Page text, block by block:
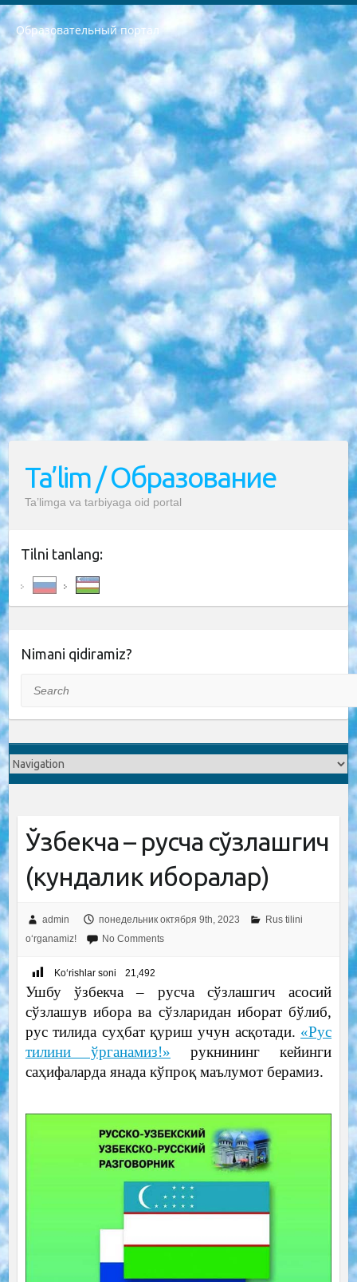
Образовательный портал
РЕСПУБЛИКА УЗБЕКИСТАН МИНИСТРЕРСТВО ДОШКОЛЬНОГО И ШКОЛЬНОГО ОБРАЗОВАНИЯ КОМАНДА в общеобразовательных учреждениях в 2023-2024 учебном году организация и проведение итоговой государственной аттестации обучающихся о Министра дошкольного и школьного образования Республики Узбекистан от 4 марта 2008 года (постановлением Минюста от 20 марта 2008 года № 1778 государственной регистрации) «Итоговое состояние учащихся общего среднего образования на основании положения об утверждении положения об аттестации общего среднего образования выпускной экзамен студентов в образовательных учреждениях в 2023-2024 учебном году В целях организации и прохождения аттестации приказываю: 1. Следующее: перечень предметов, по которым будет проводиться итоговая государственная аттестация и экзамен формы перевода согласно приложению 1; сертификаты международного образца, оценивающие уровень владения иностранными языками перечень согласно приложению 2; 2. Педагогический при специализированных образовательных учреждениях. научно-практический центр квалификации и международной оценки (Д.Давидова) 2024 г. До 25 марта: задания по предметам, по которым будет проводиться итоговая аттестация разработка и утверждение технических условий; итоговая аттестация на основании разработанного предметного задания разработка вопросов по предметам (устно и письменно), экзамен передача; общеобразовательные средние школы и специальные учебные заведения учащиеся выпускных классов школ и интернатов в агентской системе подготовка базы данных экзаменационных материалов и критериев оценки; перевод базы экзаменационных материалов на все языки обучения подать в Республиканский образовательный центр для изготовления; варианты экзаменов на основе разработанных контрольных материалов пусть будут поставлены задачи формирования. 3. Республиканский образовательный центр (Ш.Худайкулов) до 5 апреля 2024 года. до: база данных предоставленных экзаменационных материалов на все языки обучения перевод и экспертиза; для слепых, слабовидящих, глухих, слабослышащих и умственно отсталых детей учащиеся выпускных классов специализированных школ и школ-интернатов база данных экзаменационных материалов на всех преподаваемых языках подготовка критериев оценки; специализированные школы для умственно отсталых детей и технологии для учащихся выпускных классов школ-интернатов разработка соответствующих рекомендаций и критериев проведения ЕГЭ по естествознанию давать задания. 4. Педагогический при специализированных образовательных учреждениях. Научно-практический центр навыков и международной оценки (Д.Давидова), Республика образовательный центр (Худайкулов Ш.) итоговый государственный аттестационный экзамен ориентирован на творческое и логическое мышление при подготовке базы материалов учитывать введение заданий. 5. Следует отметить, что: сертификат государственного образца о знании общеобразовательного предмета и как минимум национальный уровень B1 по предметам на иностранных языках, указанным в Приложении 2. или международно признанный сертификат эквивалентного уровня студенты, изучающие определенный предмет, освобождаются от экзамена; по соответствующим предметам запланирована итоговая государственная аттестация за день до дня, путем жеребьевки Рабочей группой (в письменной форме по предметам, проводимым в форме) из числа сформированных вариантов выбрано 2 варианта; 2 выбранных варианта экзамена анонсированы на официальном сайте министерства и все выпускники по всей стране на основе этих вариантов проводит итоговую государственную аттестацию. 6. Государственное образование учащихся средних общеобразовательных учреждений. знания в соответствии с квалификационными требованиями, которые необходимо приобрести на основании стандартов итоговый (выпускной) контроль для 9 и 11 классов в целях тестирования Экзамены (далее – экзамены) состоят из предметов, перечисленных в приложении 1. будет сделано. 7. Экзамены пройдут с 26 мая по 15 июня 2024 г. (кроме науки физического воспитания). 8. Физическая для учащихся 9 классов общесредних образовательных учреждений. Экзамены по предмету «Образование, квалификация медицина» 1-6 мая 2024 года. сотрудники перевести под присмотр (с отклонениями в физическом или умственном развитии) специализированная школа для детей, школы-интернаты и со сколиозом школы-интернаты санаторного типа для больных детей исключены). 9. Он был слепым, слабовидящим и имел нарушения опорно-двигательного аппарата. экзамены в специализированных школах и интернатах для детей должны проводиться исходя из требований, предъявляемых к общеобразовательным учреждениям (физкультура кроме науки). 10. Специализированная школа для глухих и слабослышащих детей. и экзамены в интернатах и быть реализован в виде письменного теста по математике. 11. Специальность для умственно отсталых детей. Для 9 класса Родной язык и литературное письмо Государственный язык (язык обучения – узбекский). для неклассов) написано Математическое письмо Письменная/устная история Узбекистана Физическое воспитание практично Итоговый контроль Для 11 класса Написание родного языка и литературы (эссе) Математическое письмо Узбекский язык (обучение на узбекском языке) не посещающее общее среднее образование для учреждений)/Образовательное учреждение выбор письменный и устный Иностранный язык письменный/устный Письменная/устная история Узбекистана *По выбору студента:  Химия  Физика  Основы государственного права  География 10 бесплатных образовательных ресурсов - Мы составили подборку онлайн-проектов с интерактивными упражнениями, видеолекциями и статьями. Они помогут вам обрести новые и освежить старые знания бесплатно. 1. «ИНТУИТ» Старейшая образовательная площадка Рунета. Здесь вы найдёте сотни текстовых и видеокурсов на десятки различных тем — от программирования до психологии. Многие курсы подготовлены российскими университетами и крупными международными компаниями вроде Intel и Microsoft. Самостоятельное обучение бесплатное, но желающие могут оплатить услуги персональных наставников. 2. «Смартия» знакомит с актуальными профессиями и подсказывает, как им обучаться. Выбрав заинтересовавшую вас специальность — SMM-специалист, фотограф, веб-дизайнер или другую, — увидите список необходимых для неё умений. Чтобы вы могли освоить их самостоятельно, для каждого умения площадка отображает подборку ссылок на учебные материалы. Хотя «Смартия» ориентируется на русскоязычную аудиторию, часть контента всё же доступна только на английском. 3. «Лекторий Физтеха» Проект Московского физико-технического института (Физтеха). С его помощью вы можете смотреть онлайн серии лекций, записанные на видео в этом вузе. В числе доступных предметов — физика, биология, химия, информационные технологии и другие. К некоторым лекциям администрация ресурса прилагает готовые конспекты, которые можно скачивать в PDF-формате. 4. ITMOcourses Онлайн-площадка Санкт-Петербургского национального исследовательского университета информационных технологий, механики и оптики (ИТМО). Ресурс предоставляет свободный доступ к курсам, разработанным в этом вузе. Каталог материалов разбит на четыре категории: «Оптические системы и технологии», «Приборостроение и робототехника», «Информационные технологии» и «Биотехнологии». Курсы состоят из видеолекций, интерактивных демонстраций и заданий. 5. «КиберЛенинка» Электронная научная библиотека открытого доступа. Каталог площадки регулярно обрастает текстами статей из различных научных изданий. Сгруппированные по журналам и рубрикам публикации можно читать онлайн или скачивать целиком в PDF-формате. Проект нацелен на популяризацию науки за счёт открытого доступа к качественной информации. 6. «ПостНаука» На этом ресурсе публикуют подборки видеолекций, составленные экспертами из разных отраслей и объединённые общими темами. Среди них, к примеру, есть серии «Биоинформатика и геномика», «Культура средневековой Скандинавии» и Cinema Studies о теории кино. Каждая подборка лекций — логически связанная история, рассказанная экспертом от первого лица. Кроме того, на сайте появляются научно-образовательные статьи и тесты на разные темы. 7. «Newочём» Команда проекта «Newочём» отбирает самые интересные тексты из англоязычных СМИ и переводит те из них, за которые голосуют участники сообщества «ВКонтакте». По большей части это научно-популярные статьи. Редакторы придумывают лишь заголовки, в остальном содержание переводов соответствует оригиналам. Полные тексты можно читать прямо в социальной сети. 8. InternetUrok Онлайн-база материалов по основным дисциплинам школьной программы. Информация на сайте структурирована по классам, предметам и темам (урокам). Каждый урок состоит из видеолекций и конспектов. Есть также интерактивные тренажёры и тесты для закрепления пройденного материала. Даже если вы давно окончили школу, возможность повторить программу старших классов всегда может пригодиться. 9. Edutainme Ещё один ресурс об образовании. В отличие от Newtonew, как мне кажется, Edutainme больше ориентируется на представителей индустрии: педагогов, предпринимателей, разработчиков образовательных проектов. Но и любой, кто просто стремится к саморазвитию, найдёт на сайте много полезного и интересного для себя. Например, информацию о новых курсах и образовательных сервисах. 10. Newtonew Онлайн-медиа об образовании и обучении в широком смысле. Авторы Newtonew пишут об инструментах, заведениях, тактиках и стратегиях, которые помогают учить других и получать новые знания самостоятельно. На этой площадке вы найдёте новости, обзоры, аналитические мат
Ta’lim / Образование
Ta’limga va tarbiyaga oid portal
Tilni tanlang:
Nimani qidiramiz?
Ўзбекча – русча сўзлашгич
(кундалик иборалар)
admin понедельник октября 9th, 2023
Rus tilini
o‘rganamiz!
No Comments
Ko‘rishlar soni 21,492
Ушбу ўзбекча – русча сўзлашгич асосий
сўзлашув ибора ва сўзларидан иборат бўлиб,
рус тилида суҳбат қуриш учун асқотади. «Рус
тилини ўрганамиз!» рукнининг кейинги
саҳифаларда янада кўпроқ маълумот берамиз.